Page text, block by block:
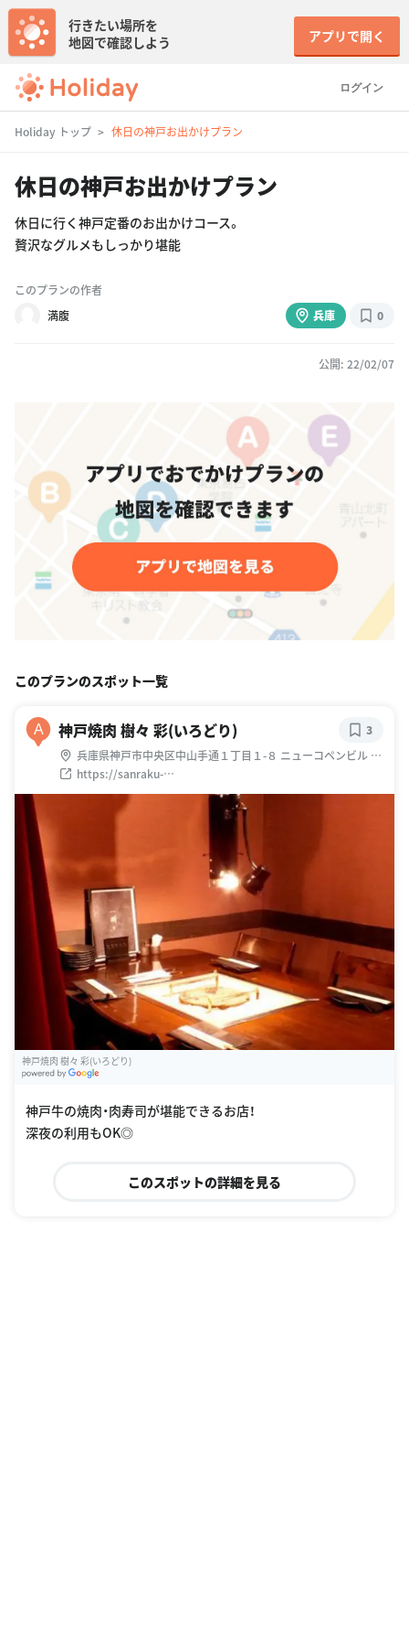
ログイン
行きたい場所を
地図で確認しよう
アプリで開く
Holiday トップ 休日の神戸お出かけプラン
休日の神戸お出かけプラン
休日に行く神戸定番のお出かけコース。
贅沢なグルメもしっかり堪能
このプランの作者
満腹
兵庫 0
公開: 22/02/07
このプランのスポット一覧
A 神戸焼肉 樹々 彩(いろどり)
兵庫県神戸市中央区中山手通１丁目１-８ ニューコペンビル ２
階
https://sanraku-
tei.owst.jp/#utm_source=google&utm_medium=gmb
3
神戸焼肉 樹々 彩(いろどり)
神戸牛の焼肉・肉寿司が堪能できるお店！
深夜の利用もOK◎
このスポットの詳細を見る